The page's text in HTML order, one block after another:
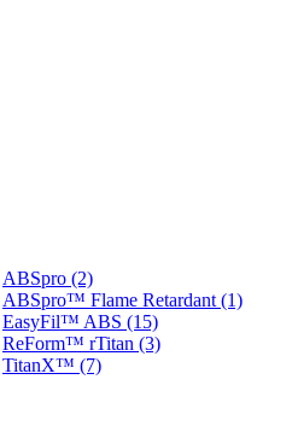
ABSpro (2)
ABSpro™ Flame Retardant (1)
EasyFil™ ABS (15)
ReForm™ rTitan (3)
TitanX™ (7)